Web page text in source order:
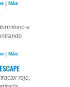
| Más
e
| Más
rojo,